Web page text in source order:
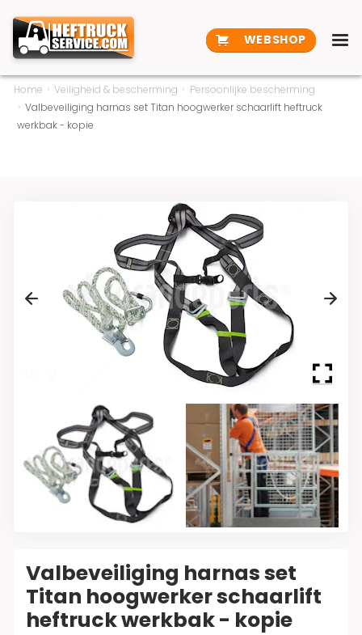
WEBSHOP
Home Veiligheid & bescherming
Persoonlijke bescherming
Valbeveiliging harnas set Titan hoogwerker schaarlift heftruck
werkbak - kopie
Previous Next
Valbeveiliging harnas set
Titan hoogwerker schaarlift
heftruck werkbak - kopie